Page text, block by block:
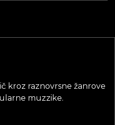
kroz raznovrsne žanrove
muzzike.